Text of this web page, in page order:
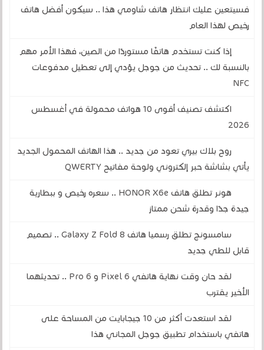
فسيتعين عليك انتظار هاتف شاومي هذا .. سيكون أفضل هاتف
رخيص لهذا العام
إذا كنت تستخدم هاتفًا مستوردًا من الصين، فهذا الأمر مهم
بالنسبة لك .. تحديث من جوجل يؤدي إلى تعطيل مدفوعات
NFC
اكتشف تصنيف أقوى 10 هواتف محمولة في أغسطس
2026
روح بلاك بيري تعود من جديد .. هذا الهاتف المحمول الجديد
يأتي بشاشة حبر إلكتروني ولوحة مفاتيح QWERTY
هونر تطلق هاتف HONOR X6e .. سعره رخيص و ببطارية
جيدة جدًا وقدرة شحن ممتاز
سامسونج تطلق رسميا هاتف Galaxy Z Fold 8 .. تصميم
قابل للطي جديد
لقد حان وقت نهاية هاتفي Pixel 6 و 6 Pro .. تحديثهما
الأخير يقترب
لقد استعدت أكثر من 10 جيجابايت من المساحة على
هاتفي باستخدام تطبيق جوجل المجاني هذا